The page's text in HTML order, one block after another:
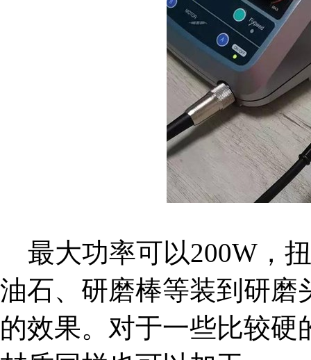
最大功率可以200W，
油石、研磨棒等装到研磨
的效果。对于一些比较